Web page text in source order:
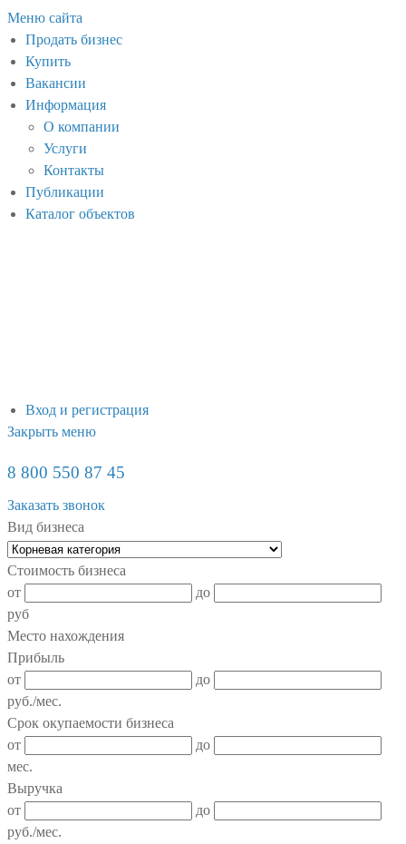
Меню сайта
Продать бизнес
Купить
Вакансии
Информация
О компании
Услуги
Контакты
Публикации
Каталог объектов
Вход и регистрация
Закрыть меню
8 800 550 87 45
Заказать звонок
Вид бизнеса
Стоимость бизнеса
от
до
руб
Место нахождения
Прибыль
от
до
руб./мес.
Срок окупаемости бизнеса
от
до
мес.
Выручка
от
до
руб./мес.